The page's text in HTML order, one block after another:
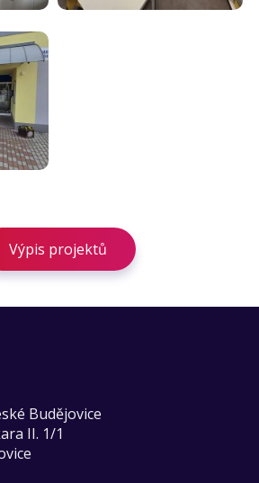
Výpis projektů
Budějovice
II. 1/1